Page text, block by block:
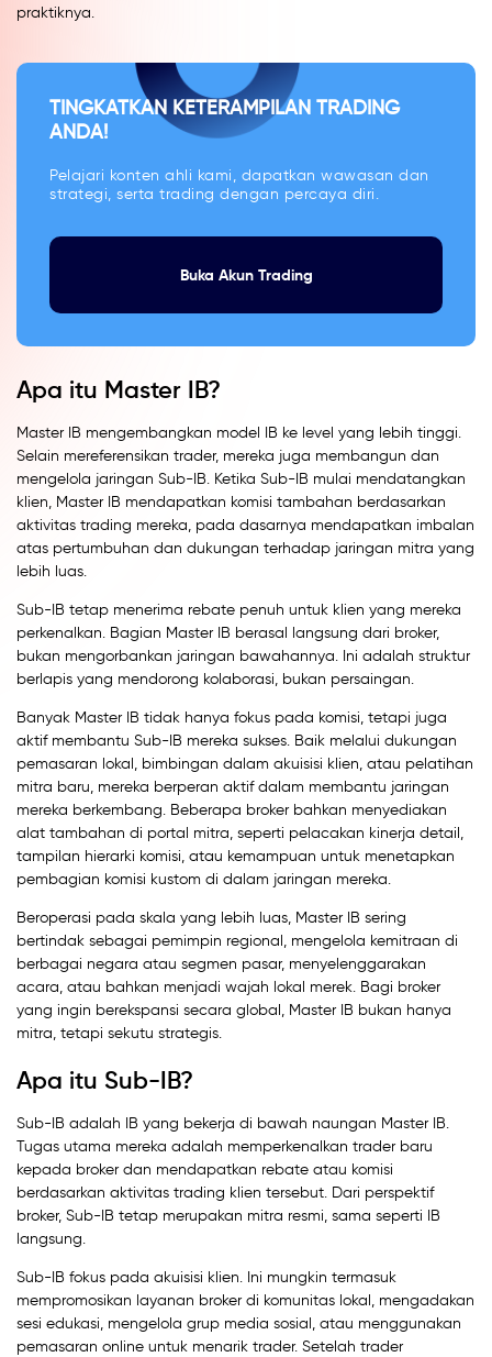
praktiknya.
TINGKATKAN KETERAMPILAN TRADING
ANDA!
Pelajari konten ahli kami, dapatkan wawasan dan
strategi, serta trading dengan percaya diri.
Buka Akun Trading
Apa itu Master IB?
Master IB mengembangkan model IB ke level yang lebih tinggi.
Selain mereferensikan trader, mereka juga membangun dan
mengelola jaringan Sub-IB. Ketika Sub-IB mulai mendatangkan
klien, Master IB mendapatkan komisi tambahan berdasarkan
aktivitas trading mereka, pada dasarnya mendapatkan imbalan
atas pertumbuhan dan dukungan terhadap jaringan mitra yang
lebih luas.
Sub-IB tetap menerima rebate penuh untuk klien yang mereka
perkenalkan. Bagian Master IB berasal langsung dari broker,
bukan mengorbankan jaringan bawahannya. Ini adalah struktur
berlapis yang mendorong kolaborasi, bukan persaingan.
Banyak Master IB tidak hanya fokus pada komisi, tetapi juga
aktif membantu Sub-IB mereka sukses. Baik melalui dukungan
pemasaran lokal, bimbingan dalam akuisisi klien, atau pelatihan
mitra baru, mereka berperan aktif dalam membantu jaringan
mereka berkembang. Beberapa broker bahkan menyediakan
alat tambahan di portal mitra, seperti pelacakan kinerja detail,
tampilan hierarki komisi, atau kemampuan untuk menetapkan
pembagian komisi kustom di dalam jaringan mereka.
Beroperasi pada skala yang lebih luas, Master IB sering
bertindak sebagai pemimpin regional, mengelola kemitraan di
berbagai negara atau segmen pasar, menyelenggarakan
acara, atau bahkan menjadi wajah lokal merek. Bagi broker
yang ingin berekspansi secara global, Master IB bukan hanya
mitra, tetapi sekutu strategis.
Apa itu Sub-IB?
Sub-IB adalah IB yang bekerja di bawah naungan Master IB.
Tugas utama mereka adalah memperkenalkan trader baru
kepada broker dan mendapatkan rebate atau komisi
berdasarkan aktivitas trading klien tersebut. Dari perspektif
broker, Sub-IB tetap merupakan mitra resmi, sama seperti IB
langsung.
Sub-IB fokus pada akuisisi klien. Ini mungkin termasuk
mempromosikan layanan broker di komunitas lokal, mengadakan
sesi edukasi, mengelola grup media sosial, atau menggunakan
pemasaran online untuk menarik trader. Setelah trader